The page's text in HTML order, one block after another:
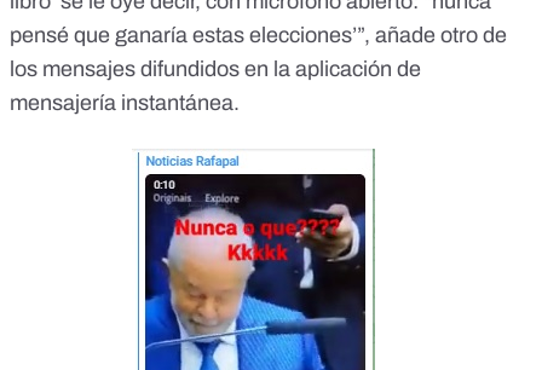
pensé que ganaría estas elecciones’”, añade otro de
los mensajes difundidos en la aplicación de
mensajería instantánea.